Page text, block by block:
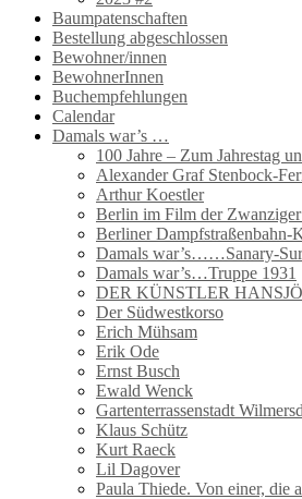
Baumpatenschaften
Bestellung abgeschlossen
Bewohner/innen
BewohnerInnen
Buchempfehlungen
Calendar
Damals war’s …
100 Jahre – Zum Jahrestag
Alexander Graf Stenbock-
Arthur Koestler
Berlin im Film der Zwanziger
Berliner Dampfstraßenbahn-
Damals war’s……Sanary-
Damals war’s…Truppe 1931
DER KÜNSTLER
Der Südwestkorso
Erich Mühsam
Erik Ode
Ernst Busch
Ewald Wenck
Gartenterrassenstadt
Klaus Schütz
Kurt Raeck
Lil Dagover
Paula Thiede. Von einer, die